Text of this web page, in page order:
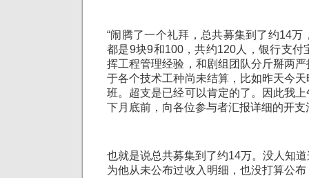
“闹腾了一个礼拜，总共募集到了约14万
都是9块9和100，共约120人，银行支付
挥工程管理经验，和剧组团队分斤掰两
于各个技术工种尚未结算，比如昨天今
班。超支是已经可以肯定的了。因此我
下月底前，向各位参与者汇报详细的开支
也就是说总共募集到了约14万。没人知
为他从未公布过收入明细，也没打算公